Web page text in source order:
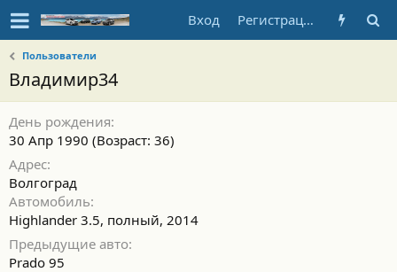
Вход Регистрация
Пользователи
Владимир34
День рождения
30 Апр 1990 (Возраст: 36)
Адрес
Волгоград
Автомобиль
Highlander 3.5, полный, 2014
Предыдущие авто
Prado 95